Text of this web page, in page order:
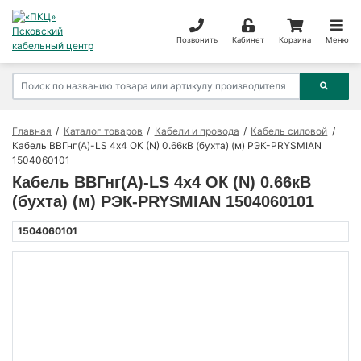
Позвонить Кабинет Корзина Меню
Главная Каталог товаров Кабели и провода
Кабель силовой
Кабель ВВГнг(А)-LS 4х4 ОК (N) 0.66кВ (бухта) (м) РЭК-PRYSMIAN
1504060101
Кабель ВВГнг(А)-LS 4х4 ОК (N) 0.66кВ
(бухта) (м) РЭК-PRYSMIAN 1504060101
1504060101